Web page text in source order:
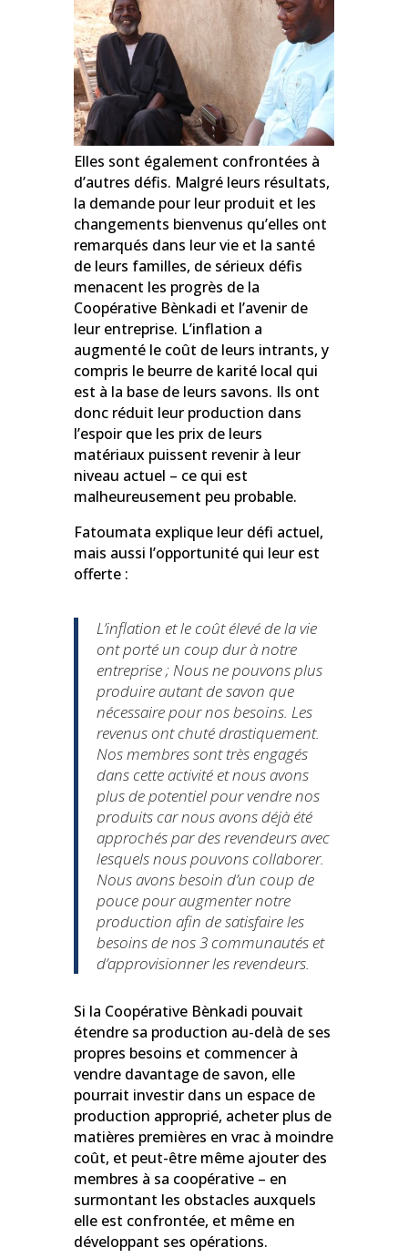
Elles sont également confrontées à
d’autres défis. Malgré leurs résultats,
la demande pour leur produit et les
changements bienvenus qu’elles ont
remarqués dans leur vie et la santé
de leurs familles, de sérieux défis
menacent les progrès de la
Coopérative Bènkadi et l’avenir de
leur entreprise. L’inflation a
augmenté le coût de leurs intrants, y
compris le beurre de karité local qui
est à la base de leurs savons. Ils ont
donc réduit leur production dans
l’espoir que les prix de leurs
matériaux puissent revenir à leur
niveau actuel – ce qui est
malheureusement peu probable.
Fatoumata explique leur défi actuel,
mais aussi l’opportunité qui leur est
offerte :
L’inflation et le coût élevé de la vie
ont porté un coup dur à notre
entreprise ; Nous ne pouvons plus
produire autant de savon que
nécessaire pour nos besoins. Les
revenus ont chuté drastiquement.
Nos membres sont très engagés
dans cette activité et nous avons
plus de potentiel pour vendre nos
produits car nous avons déjà été
approchés par des revendeurs avec
lesquels nous pouvons collaborer.
Nous avons besoin d’un coup de
pouce pour augmenter notre
production afin de satisfaire les
besoins de nos 3 communautés et
d’approvisionner les revendeurs.
Si la Coopérative Bènkadi pouvait
étendre sa production au-delà de ses
propres besoins et commencer à
vendre davantage de savon, elle
pourrait investir dans un espace de
production approprié, acheter plus de
matières premières en vrac à moindre
coût, et peut-être même ajouter des
membres à sa coopérative – en
surmontant les obstacles auxquels
elle est confrontée, et même en
développant ses opérations.